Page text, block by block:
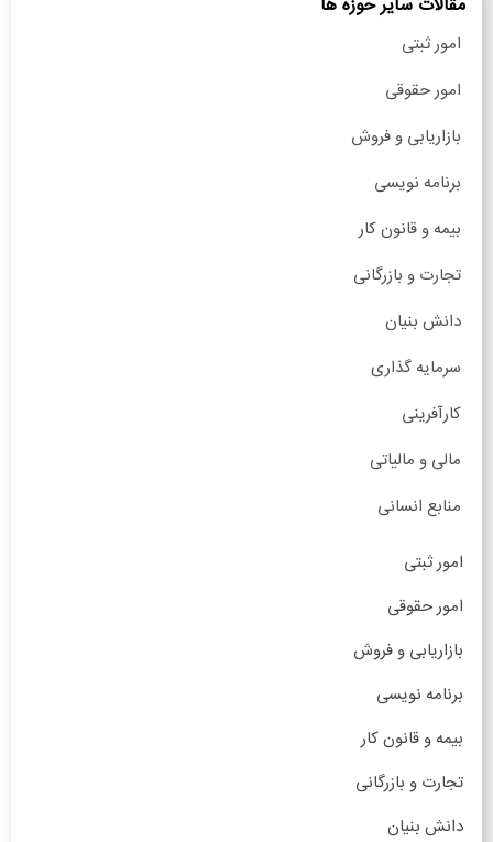
امور ثبتی
امور حقوقی
بازاریابی و فروش
برنامه نویسی
بیمه و قانون کار
تجارت و بازرگانی
دانش بنیان
سرمایه گذاری
کارآفرینی
مالی و مالیاتی
منابع انسانی
امور ثبتی
امور حقوقی
بازاریابی و فروش
برنامه نویسی
بیمه و قانون کار
تجارت و بازرگانی
دانش بنیان